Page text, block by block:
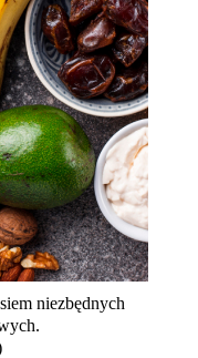
niezbędnych